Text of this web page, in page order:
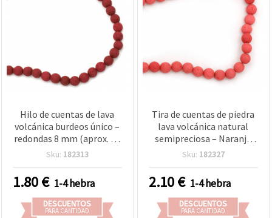
Hilo de cuentas de lava
volcánica burdeos único –
redondas 8 mm (aprox. 49
uds), ideal para bisutería y
joyería natural, terrosa y
creativa
Sku: 182313
1.80€ 1-4 hebra
DESCUENTOS
PARA CANTIDAD
Tira de cuentas de piedra
lava volcánica natural
semipreciosa – Naranja
eléctrico, 10 mm,
piezas, cuentas porosas
difusoras para bisutería y
manualidades DIY,
pulseras y collares
Sku: 182327
2.10€ 1-4 hebra
DESCUENTOS
PARA CANTIDAD